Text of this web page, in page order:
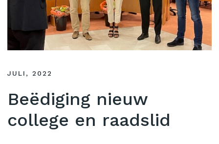
JULI, 2022
Beëdiging nieuw
college en raadslid